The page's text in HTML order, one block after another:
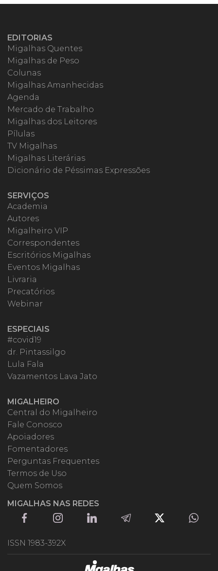
EDITORIAS
Migalhas Quentes
Migalhas de Peso
Colunas
Migalhas Amanhecidas
Agenda
Mercado de Trabalho
Migalhas dos Leitores
Pílulas
TV Migalhas
Migalhas Literárias
Dicionário de Péssimas Expressões
SERVIÇOS
Academia
Autores
Migalheiro VIP
Correspondentes
Escritórios Migalhas
Eventos Migalhas
Livraria
Precatórios
Webinar
ESPECIAIS
#covid19
dr. Pintassilgo
Lula Fala
Vazamentos Lava Jato
MIGALHEIRO
Central do Migalheiro
Fale Conosco
Apoiadores
Fomentadores
Perguntas Frequentes
Termos de Uso
Quem Somos
MIGALHAS NAS REDES
ISSN 1983-392X